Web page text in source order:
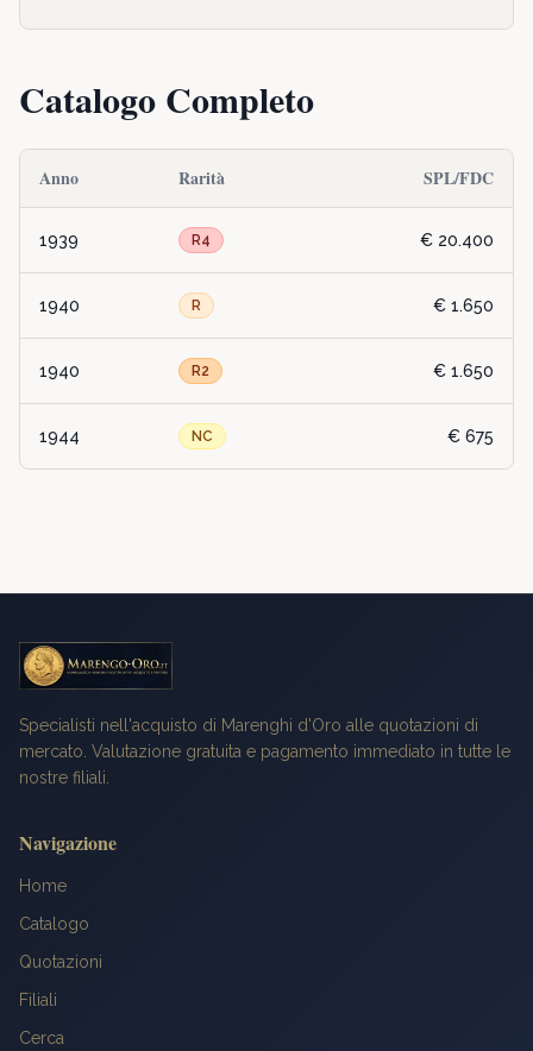
Catalogo Completo
Anno Rarità SPL/FDC
1939 R4 € 20.400
1940 R € 1.650
1940 R2 € 1.650
1944 NC € 675
Specialisti nell'acquisto di Marenghi d'Oro alle quotazioni di
mercato. Valutazione gratuita e pagamento immediato in tutte le
nostre filiali.
Navigazione
Home
Catalogo
Quotazioni
Filiali
Cerca